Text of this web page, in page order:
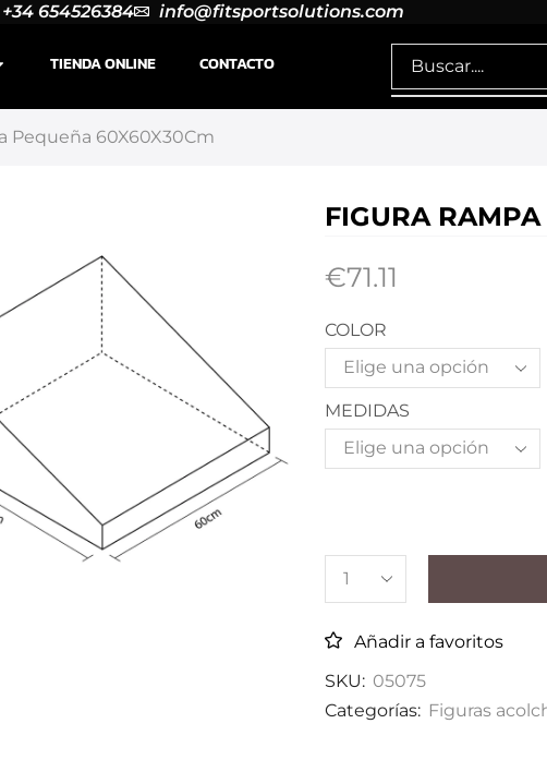
+34 654526384 info@fitsportsolutions.com
TIENDA ONLINE CONTACTO
Pequeña 60X60X30Cm
FIGURA
€71.11
COLOR
MEDIDAS
Añadir a favoritos
SKU: 05075
Categorías: Figuras